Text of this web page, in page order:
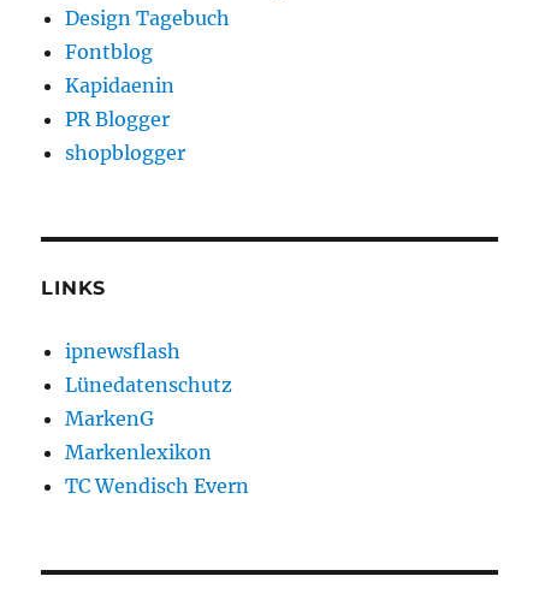
Design Tagebuch
Fontblog
Kapidaenin
PR Blogger
shopblogger
LINKS
ipnewsflash
Lünedatenschutz
MarkenG
Markenlexikon
TC Wendisch Evern